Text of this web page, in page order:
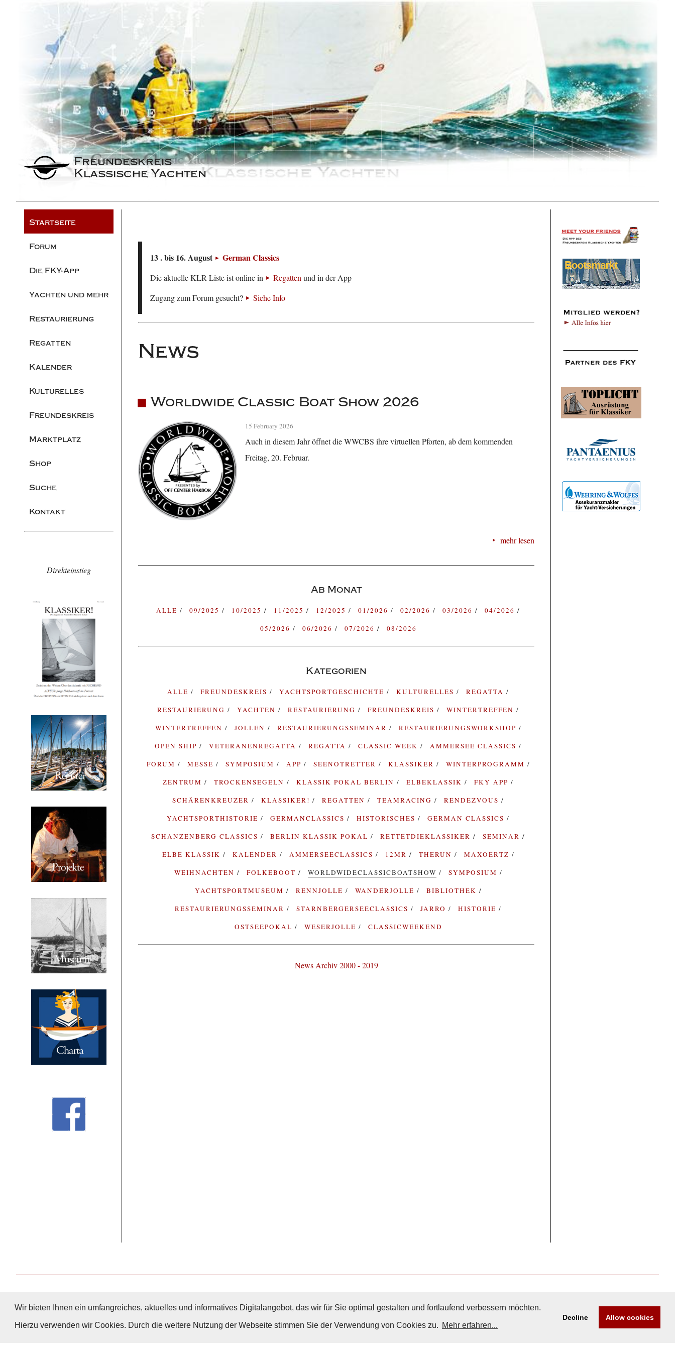
Wir bieten Ihnen ein umfangreiches, aktuelles und informatives Digitalangebot, das wir für Sie optimal gestalten und fortlaufend verbessern möchten.
Hierzu verwenden wir Cookies. Durch die weitere Nutzung der Webseite stimmen Sie der Verwendung von Cookies zu. Mehr erfahren...
Decline Allow cookies
Freundeskreis
Klassische Yachten
Startseite
Forum
Die FKY-App
Yachten und mehr
Restaurierung
Regatten
Kalender
Kulturelles
Freundeskreis
Marktplatz
Shop
Suche
Kontakt
Direkteinstieg
13 . bis 16. August German Classics
Die aktuelle KLR-Liste ist online in Regattenund in der App
Zugang zum Forum gesucht?
Siehe Info
News
Worldwide Classic Boat Show 2026
15 February 2026
Auch in diesem Jahr öffnet die WWCBS ihre virtuellen Pforten, ab dem kommenden
Freitag, 20. Februar.
mehr lesen
Ab Monat
ALLE 09/2025 10/2025 11/2025 12/2025 01/2026 02/2026 03/2026
04/2026
05/2026
06/2026 07/2026 08/2026
Kategorien
ALLE FREUNDESKREIS YACHTSPORTGESCHICHTE KULTURELLES
REGATTA
RESTAURIERUNG
YACHTEN RESTAURIERUNG FREUNDESKREIS
WINTERTREFFEN
WINTERTREFFEN
JOLLEN RESTAURIERUNGSSEMINAR
RESTAURIERUNGSWORKSHOP
OPEN SHIP
VETERANENREGATTA REGATTA CLASSIC WEEK
AMMERSEE CLASSICS
FORUM
MESSE SYMPOSIUM APP SEENOTRETTER KLASSIKER
WINTERPROGRAMM
ZENTRUM
TROCKENSEGELN KLASSIK POKAL BERLIN ELBEKLASSIK
FKY APP
SCHÄRENKREUZER
KLASSIKER! REGATTEN TEAMRACING
RENDEZVOUS
YACHTSPORTHISTORIE
GERMANCLASSICS HISTORISCHES
GERMAN CLASSICS
SCHANZENBERG CLASSICS
BERLIN KLASSIK POKAL RETTETDIEKLASSIKER
SEMINAR
ELBE KLASSIK
KALENDER AMMERSEECLASSICS 12MR THERUN
MAXOERTZ
WEIHNACHTEN
FOLKEBOOT WORLDWIDECLASSICBOATSHOW
SYMPOSIUM
YACHTSPORTMUSEUM
RENNJOLLE WANDERJOLLE
BIBLIOTHEK
RESTAURIERUNGSSEMINAR
STARNBERGERSEECLASSICS JARRO
HISTORIE
OSTSEEPOKAL
WESERJOLLE CLASSICWEEKEND
News Archiv 2000 - 2019
Nach Oben